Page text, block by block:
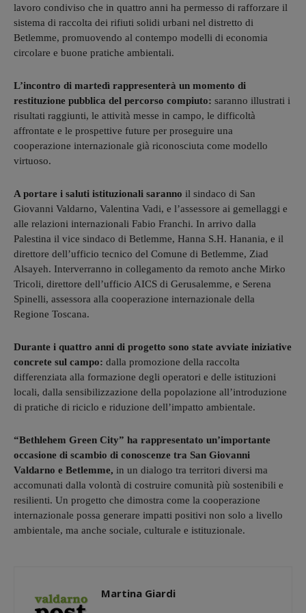
lavoro condiviso che in quattro anni ha permesso di rafforzare il
sistema di raccolta dei rifiuti solidi urbani nel distretto di
Betlemme, promuovendo al contempo modelli di economia
circolare e buone pratiche ambientali.
L’incontro di martedì rappresenterà un momento di
restituzione pubblica del percorso compiuto: saranno illustrati i
risultati raggiunti, le attività messe in campo, le difficoltà
affrontate e le prospettive future per proseguire una
cooperazione internazionale già riconosciuta come modello
virtuoso.
A portare i saluti istituzionali saranno il sindaco di San
Giovanni Valdarno, Valentina Vadi, e l’assessore ai gemellaggi e
alle relazioni internazionali Fabio Franchi. In arrivo dalla
Palestina il vice sindaco di Betlemme, Hanna S.H. Hanania, e il
direttore dell’ufficio tecnico del Comune di Betlemme, Ziad
Alsayeh. Interverranno in collegamento da remoto anche Mirko
Tricoli, direttore dell’ufficio AICS di Gerusalemme, e Serena
Spinelli, assessora alla cooperazione internazionale della
Regione Toscana.
Durante i quattro anni di progetto sono state avviate iniziative
concrete sul campo: dalla promozione della raccolta
differenziata alla formazione degli operatori e delle istituzioni
locali, dalla sensibilizzazione della popolazione all’introduzione
di pratiche di riciclo e riduzione dell’impatto ambientale.
“Bethlehem Green City” ha rappresentato un’importante
occasione di scambio di conoscenze tra San Giovanni
Valdarno e Betlemme, in un dialogo tra territori diversi ma
accomunati dalla volontà di costruire comunità più sostenibili e
resilienti. Un progetto che dimostra come la cooperazione
internazionale possa generare impatti positivi non solo a livello
ambientale, ma anche sociale, culturale e istituzionale.
Martina Giardi